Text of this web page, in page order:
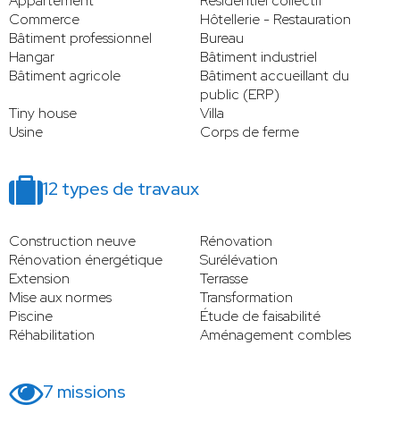
Commerce
Hôtellerie - Restauration
Bâtiment professionnel
Bureau
Hangar
Bâtiment industriel
Bâtiment agricole
Bâtiment accueillant du
public (ERP)
Tiny house
Villa
Usine
Corps de ferme
12 types de travaux
Construction neuve
Rénovation
Rénovation énergétique
Surélévation
Extension
Terrasse
Mise aux normes
Transformation
Piscine
Étude de faisabilité
Réhabilitation
Aménagement combles
7 missions